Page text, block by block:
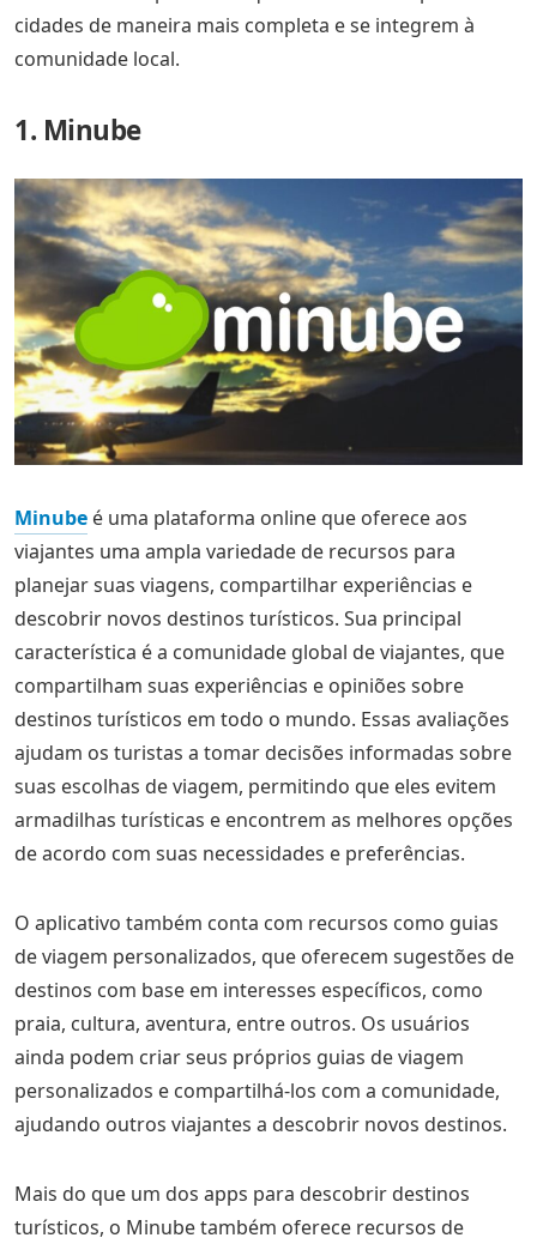
cidades de maneira mais completa e se integrem à
comunidade local.
1. Minube
Minube é uma plataforma online que oferece aos
viajantes uma ampla variedade de recursos para
planejar suas viagens, compartilhar experiências e
descobrir novos destinos turísticos. Sua principal
característica é a comunidade global de viajantes, que
compartilham suas experiências e opiniões sobre
destinos turísticos em todo o mundo. Essas avaliações
ajudam os turistas a tomar decisões informadas sobre
suas escolhas de viagem, permitindo que eles evitem
armadilhas turísticas e encontrem as melhores opções
de acordo com suas necessidades e preferências.
O aplicativo também conta com recursos como guias
de viagem personalizados, que oferecem sugestões de
destinos com base em interesses específicos, como
praia, cultura, aventura, entre outros. Os usuários
ainda podem criar seus próprios guias de viagem
personalizados e compartilhá-los com a comunidade,
ajudando outros viajantes a descobrir novos destinos.
Mais do que um dos apps para descobrir destinos
turísticos, o Minube também oferece recursos de